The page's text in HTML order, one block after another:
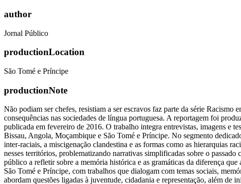
author
Jornal Público
productionLocation
São Tomé e Príncipe
productionNote
Não podiam ser chefes, resistiam a ser escravos faz parte da série
consequências nas sociedades de língua portuguesa. A reportagem foi
publicada em fevereiro de 2016. O trabalho integra entrevistas, imagens e
Bissau, Angola, Moçambique e São Tomé e Príncipe. No segmento
inter-raciais, a miscigenação clandestina e as formas como as hierarquias
nesses territórios, problematizando narrativas simplificadas sobre o
público a refletir sobre a memória histórica e as gramáticas da diferença
São Tomé e Príncipe, com trabalhos que dialogam com temas sociais,
abordam questões ligadas à juventude, cidadania e representação, além